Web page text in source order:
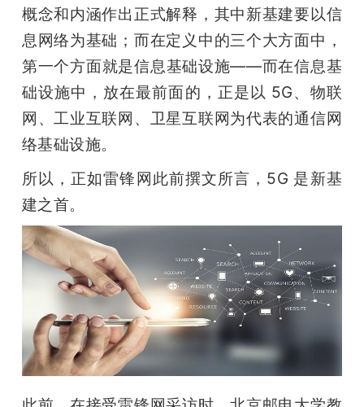
概念和内涵作出正式解释，其中新基建要以信
息网络为基础；而在定义中的三个大方面中，
第一个方面就是信息基础设施——而在信息基
础设施中，放在最前面的，正是以 5G、物联
网、工业互联网、卫星互联网为代表的通信网
络基础设施。
所以，正如雷锋网此前撰文所言，5G 是新基
建之首。